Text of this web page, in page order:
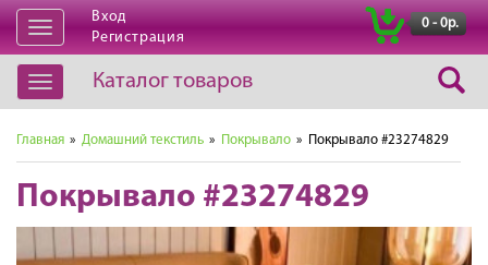
Открыть
навигацию
Вход
Регистрация
0 - 0р.
Открыть
навигацию
Каталог товаров
Главная » Домашний текстиль » Покрывало » Покрывало #23274829
Покрывало #23274829